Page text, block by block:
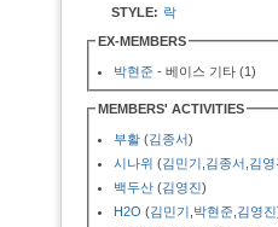
STYLE: 락
EX-MEMBERS
박현준 - 베이스 기타 (1)
MEMBERS' ACTIVITIES
부활 (김종서)
시나위 (김민기 김종서 김영
백두산 (김영진)
H2O (김민기 박현준 김영진